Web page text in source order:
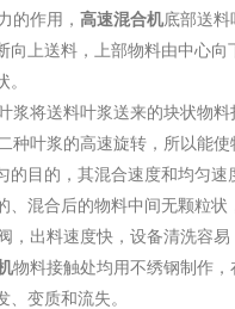
的作用，高速混合机底部送
向上送料，上部物料由中心向
浆将送料叶浆送来的块状物料
种叶浆的高速旋转，所以能使
的目的，其混合速度和均匀速
、混合后的物料中间无颗粒状
，出料速度快，设备清洗容易
物料接触处均用不绣钢制作
、变质和流失。